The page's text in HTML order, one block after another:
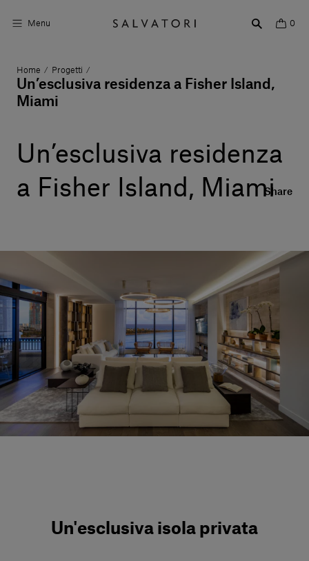
Menu 0
Superfici
Arredo bagno
Vieni a trovarci
Servizi al cliente
Accedi
Italiano
Home / Progetti /
Un’esclusiva residenza a Fisher Island,
Miami
Un’esclusiva residenza
a Fisher Island, MiamiShare
Un'esclusiva isola privata